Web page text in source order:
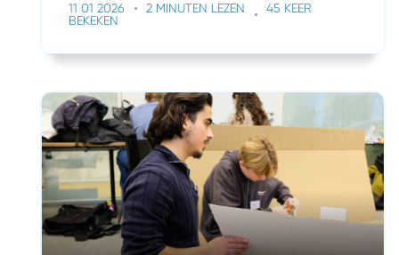
11 01 2026 2 MINUTEN LEZEN
45 KEER
BEKEKEN